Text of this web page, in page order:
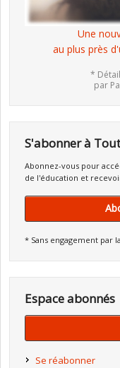
Une
au plus près
*
par
S'abonner à
Abonnez-vous pour
de l'éducation et
* Sans engagement par
Espace abonnés
Se réabonner